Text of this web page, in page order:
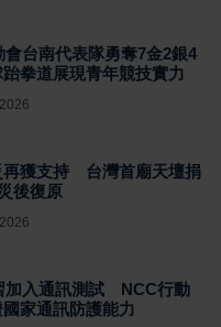
台南代表隊勇奪7金2銀4
拳道展現青年競技實力
再獲支持 台灣首廟天壇捐
後復原
加入通訊測試 NCC行動
家通訊防護能力